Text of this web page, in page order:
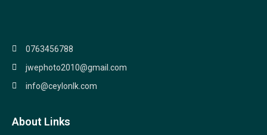
0763456788
jwephoto2010@gmail.com
info@ceylonlk.com
About Links